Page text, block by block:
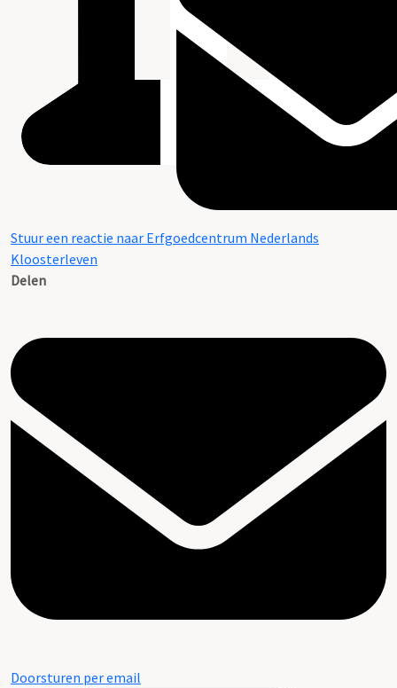
Stuur een reactie naar Erfgoedcentrum Nederlands
Kloosterleven
Delen
Doorsturen per email